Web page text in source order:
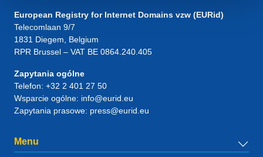
European Registry for Internet Domains vzw (EURid)
Telecomlaan 9/7
1831 Diegem, Belgium
RPR Brussel – VAT BE 0864.240.405
Zapytania ogólne
Telefon: +32 2 401 27 50
Wsparcie ogólne: info@eurid.eu
Zapytania prasowe: press@eurid.eu
Menu